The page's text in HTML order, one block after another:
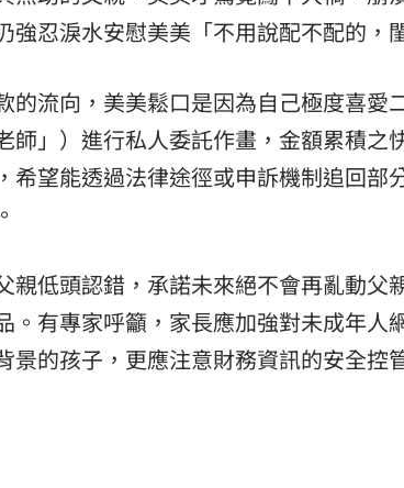
強忍淚水安慰美美「不用說配不配的，
的流向，美美鬆口是因為自己極度喜愛
師」）進行私人委託作畫，金額累積
希望能透過法律途徑或申訴機制追回部
親低頭認錯，承諾未來絕不會再亂動父
。有專家呼籲，家長應加強對未成年
景的孩子，更應注意財務資訊的安全控